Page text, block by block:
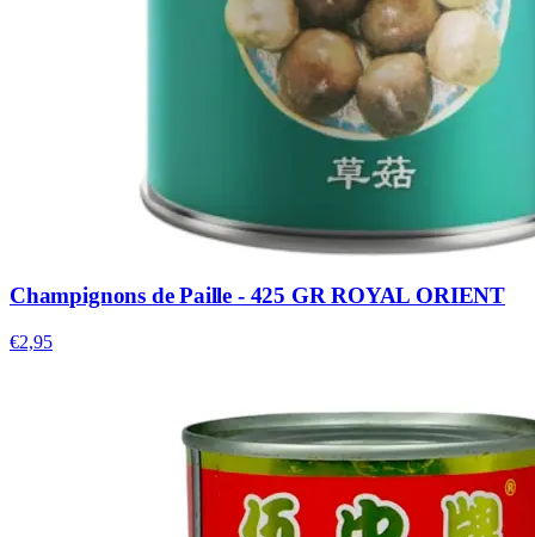
Champignons de Paille - 425 GR ROYAL ORIENT
€2,95